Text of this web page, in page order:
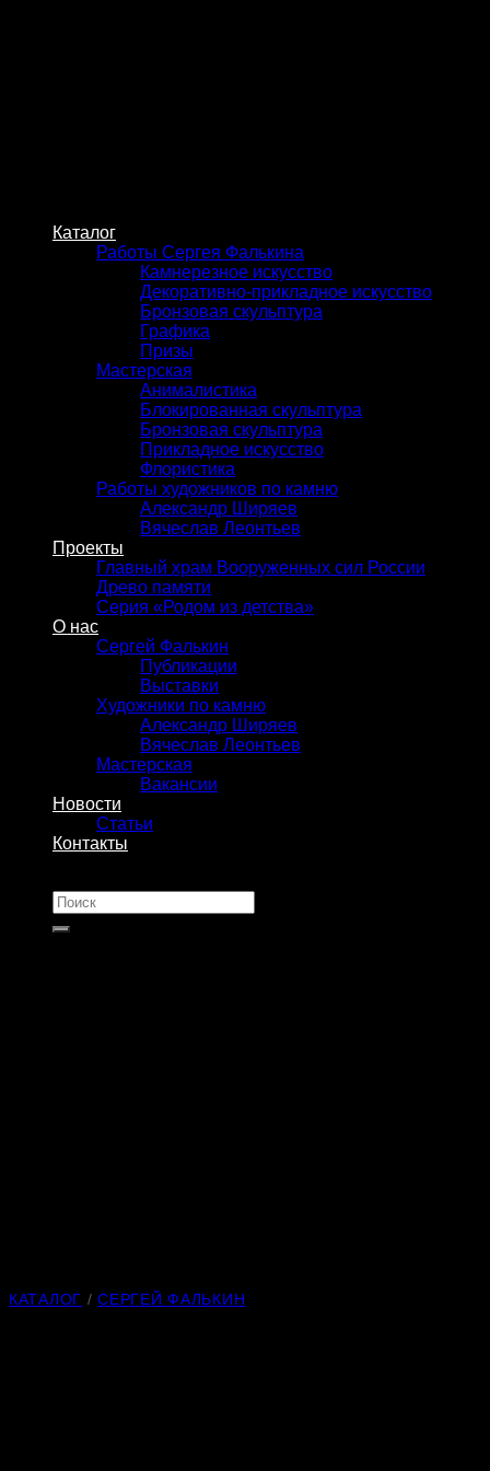
Каталог
Работы Сергея Фалькина
Камнерезное искусство
Декоративно-прикладное искусство
Бронзовая скульптура
Графика
Призы
Мастерская
Анималистика
Блокированная скульптура
Бронзовая скульптура
Прикладное искусство
Флористика
Работы художников по камню
Александр Ширяев
Вячеслав Леонтьев
Проекты
Главный храм Вооруженных сил России
Древо памяти
Серия «Родом из детства»
О нас
Сергей Фалькин
Публикации
Выставки
Художники по камню
Александр Ширяев
Вячеслав Леонтьев
Мастерская
Вакансии
Новости
Статьи
Контакты
Искать:
КАТАЛОГ / СЕРГЕЙ ФАЛЬКИН